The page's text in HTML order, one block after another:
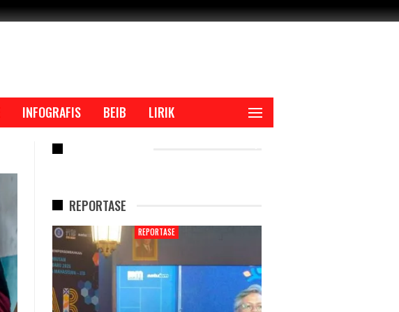
INFOGRAFIS BEIB LIRIK
REPORTASE
REPORTASE